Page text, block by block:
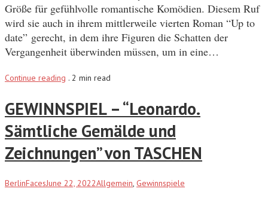
Größe für gefühlvolle romantische Komödien. Diesem Ruf
wird sie auch in ihrem mittlerweile vierten Roman “Up to
date” gerecht, in dem ihre Figuren die Schatten der
Vergangenheit überwinden müssen, um in eine…
Continue reading . 2 min read
GEWINNSPIEL – “Leonardo.
Sämtliche Gemälde und
Zeichnungen” von TASCHEN
BerlinFacesJune 22, 2022Allgemein, Gewinnspiele